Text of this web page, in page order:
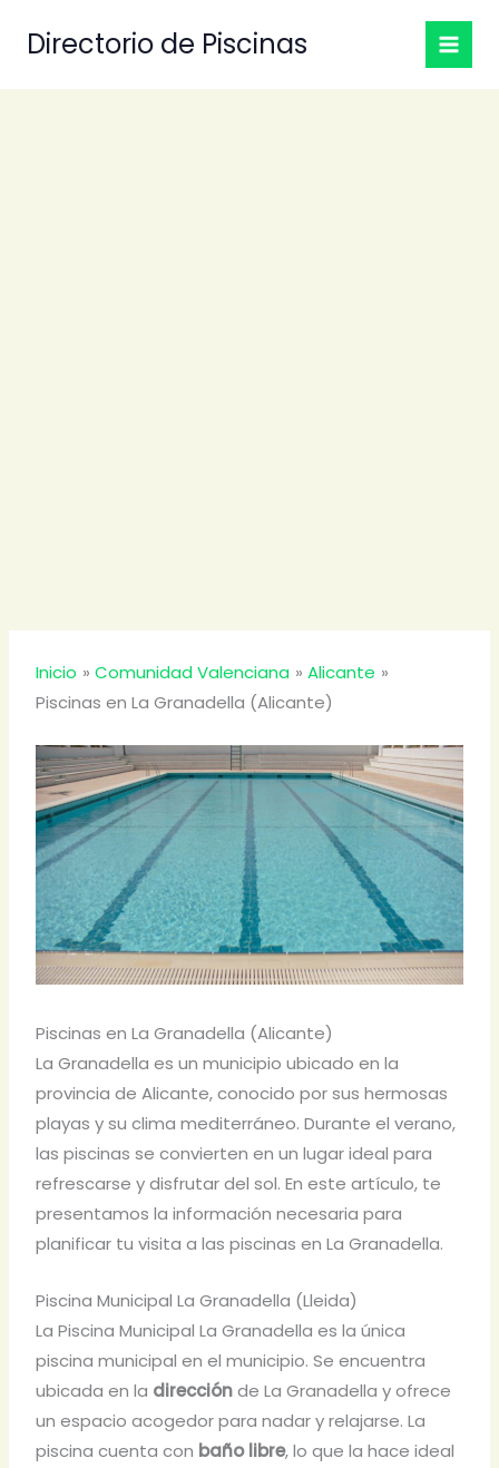
Directorio de Piscinas
Inicio Comunidad Valenciana
Alicante
Piscinas en La Granadella (Alicante)
Piscinas en La Granadella (Alicante)
La Granadella es un municipio ubicado en la
provincia de Alicante, conocido por sus hermosas
playas y su clima mediterráneo. Durante el verano,
las piscinas se convierten en un lugar ideal para
refrescarse y disfrutar del sol. En este artículo, te
presentamos la información necesaria para
planificar tu visita a las piscinas en La Granadella.
Piscina Municipal La Granadella (Lleida)
La Piscina Municipal La Granadella es la única
piscina municipal en el municipio. Se encuentra
ubicada en la direcciónde La Granadella y ofrece
un espacio acogedor para nadar y relajarse. La
piscina cuenta con baño libre, lo que la hace ideal